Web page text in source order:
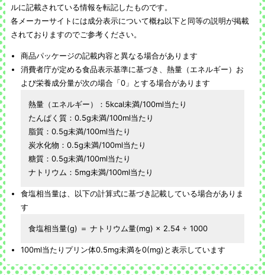
ルに記載されている情報を転記したものです。
各メーカーサイトには成分表示について概ね以下と同等の説明が掲載
されておりますのでご参考ください。
商品パッケージの記載内容と異なる場合があります
消費者庁が定める食品表示基準に基づき、熱量（エネルギー）お
よび栄養成分量が次の場合「0」とする場合があります
熱量（エネルギー）：5kcal未満/100ml当たり
たんぱく質：0.5g未満/100ml当たり
脂質：0.5g未満/100ml当たり
炭水化物：0.5g未満/100ml当たり
糖質：0.5g未満/100ml当たり
ナトリウム：5mg未満/100ml当たり
食塩相当量は、以下の計算式に基づき記載している場合がありま
す
食塩相当量(g) ＝ ナトリウム量(mg) × 2.54 ÷ 1000
100ml当たりプリン体0.5mg未満を0(mg)と表示しています